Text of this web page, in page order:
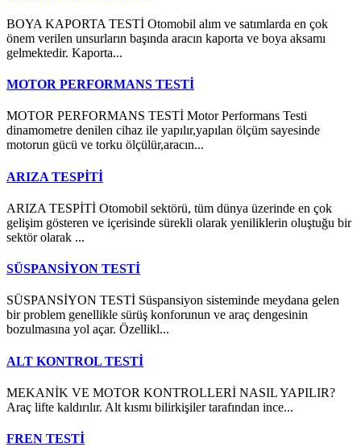
BOYA KAPORTA TESTİ Otomobil alım ve satımlarda en çok
önem verilen unsurların başında aracın kaporta ve boya aksamı
gelmektedir. Kaporta...
MOTOR PERFORMANS TESTİ
MOTOR PERFORMANS TESTİ Motor Performans Testi
dinamometre denilen cihaz ile yapılır,yapılan ölçüm sayesinde
motorun gücü ve torku ölçülür,aracın...
ARIZA TESPİTİ
ARIZA TESPİTİ Otomobil sektörü, tüm dünya üzerinde en çok
gelişim gösteren ve içerisinde sürekli olarak yeniliklerin oluştuğu bir
sektör olarak ...
SÜSPANSİYON TESTİ
SÜSPANSİYON TESTİ Süspansiyon sisteminde meydana gelen
bir problem genellikle sürüş konforunun ve araç dengesinin
bozulmasına yol açar. Özellikl...
ALT KONTROL TESTİ
MEKANİK VE MOTOR KONTROLLERİ NASIL YAPILIR?
Araç lifte kaldırılır. Alt kısmı bilirkişiler tarafından ince...
FREN TESTİ